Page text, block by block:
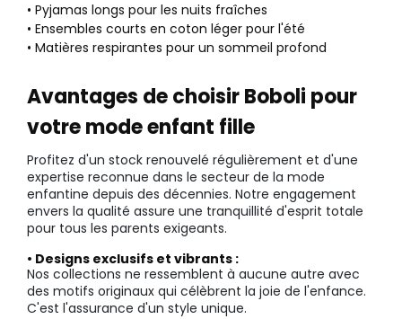
• Pyjamas longs pour les nuits fraîches
• Ensembles courts en coton léger pour l'été
• Matières respirantes pour un sommeil profond
Avantages de choisir Boboli pour
votre mode enfant fille
Profitez d'un stock renouvelé régulièrement et d'une
expertise reconnue dans le secteur de la mode
enfantine depuis des décennies. Notre engagement
envers la qualité assure une tranquillité d'esprit totale
pour tous les parents exigeants.
• Designs exclusifs et vibrants :
Nos collections ne ressemblent à aucune autre avec
des motifs originaux qui célèbrent la joie de l'enfance.
C'est l'assurance d'un style unique.